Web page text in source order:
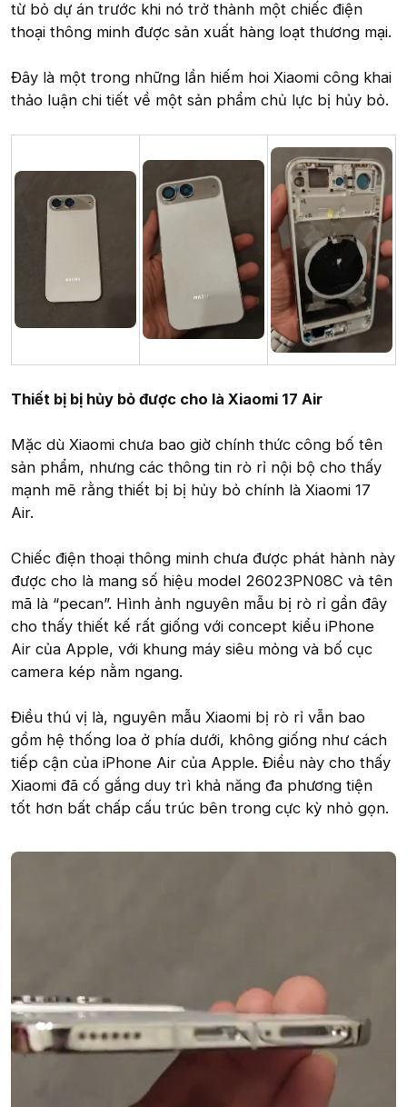
từ bỏ dự án trước khi nó trở thành một chiếc điện
thoại thông minh được sản xuất hàng loạt thương mại.
Đây là một trong những lần hiếm hoi Xiaomi công khai
thảo luận chi tiết về một sản phẩm chủ lực bị hủy bỏ.
Thiết bị bị hủy bỏ được cho là Xiaomi 17 Air
Mặc dù Xiaomi chưa bao giờ chính thức công bố tên
sản phẩm, nhưng các thông tin rò rỉ nội bộ cho thấy
mạnh mẽ rằng thiết bị bị hủy bỏ chính là Xiaomi 17
Air.
Chiếc điện thoại thông minh chưa được phát hành này
được cho là mang số hiệu model 26023PN08C và tên
mã là “pecan”. Hình ảnh nguyên mẫu bị rò rỉ gần đây
cho thấy thiết kế rất giống với concept kiểu iPhone
Air của Apple, với khung máy siêu mỏng và bố cục
camera kép nằm ngang.
Điều thú vị là, nguyên mẫu Xiaomi bị rò rỉ vẫn bao
gồm hệ thống loa ở phía dưới, không giống như cách
tiếp cận của iPhone Air của Apple. Điều này cho thấy
Xiaomi đã cố gắng duy trì khả năng đa phương tiện
tốt hơn bất chấp cấu trúc bên trong cực kỳ nhỏ gọn.